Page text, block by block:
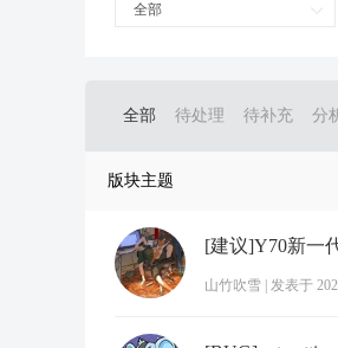
全部
全部 待处理 待补充 分
版块主题
[建议]Y70新一
山竹吹雪 发表于